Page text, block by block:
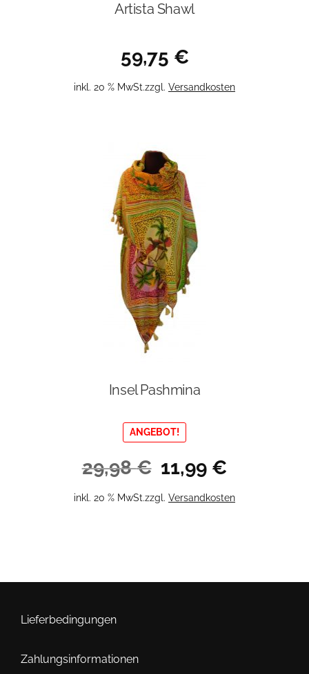
Artista Shawl
59,75 €
inkl. 20 % MwSt.zzgl. Versandkosten
Insel Pashmina
ANGEBOT!
29,98€
Ursprünglicher
Preis
war:
11,99 €
ist:
inkl. 20 % MwSt.zzgl. Versandkosten
Lieferbedingungen
Zahlungsinformationen